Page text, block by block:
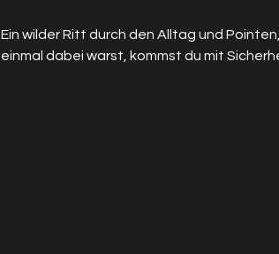
Ein wilder Ritt durch den Alltag und
einmal dabei warst, kommst du mit